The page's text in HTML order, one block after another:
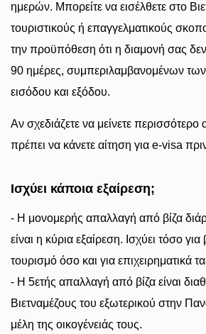
ημερών. Μπορείτε να εισέλθετε στο
τουριστικούς ή επαγγελματικούς
την προϋπόθεση ότι η διαμονή σας δεν
90 ημέρες, συμπεριλαμβανομένων
εισόδου και εξόδου.
Αν σχεδιάζετε να μείνετε
πρέπει να κάνετε αίτηση για e-visa
Ισχύει κάποια εξαίρεση;
- Η μονομερής απαλλαγή από βίζα
είναι η κύρια εξαίρεση. Ισχύει τόσο
τουρισμό όσο και για επιχειρηματικά
- Η 5ετής απαλλαγή από βίζα είναι
Βιετναμέζους του εξωτερικού στην
μέλη της οικογένειάς τους.